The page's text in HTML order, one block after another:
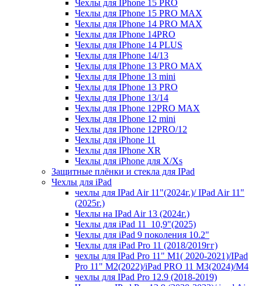
Чехлы для IPhone 15 PRO
Чехлы для IPhone 15 PRO MAX
Чехлы для IPhone 14 PRO MAX
Чехлы для IPhone 14PRO
Чехлы для IPhone 14 PLUS
Чехлы для IPhone 14/13
Чехлы для IPhone 13 PRO MAX
Чехлы для IPhone 13 mini
Чехлы для IPhone 13 PRO
Чехлы для IPhone 13/14
Чехлы для IPhone 12PRO MAX
Чехлы для IPhone 12 mini
Чехлы для IPhone 12PRO/12
Чехлы для iPhone 11
Чехлы для IPhone XR
Чехлы для iPhone для X/Xs
Защитные плёнки и стекла для IPad
Чехлы для iPad
чехлы для IPad Air 11"(2024г.)/ IPad Air 11"
(2025г.)
Чехлы на IPad Air 13 (2024г.)
Чехлы для iPad 11_10,9"(2025)
Чехлы для iPad 9 поколения 10.2"
Чехлы для iPad Pro 11 (2018/2019гг)
чехлы для IPad Pro 11" М1( 2020-2021)/IPad
Pro 11" М2(2022)/iPad PRO 11 M3(2024)/M4
чехлы для IPad Pro 12.9 (2018-2019)